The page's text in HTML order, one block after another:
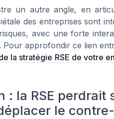
un autre angle, en
des entreprises sont
avec une forte
Pour approfondir ce lien
la stratégie RSE de votre
: la RSE
le